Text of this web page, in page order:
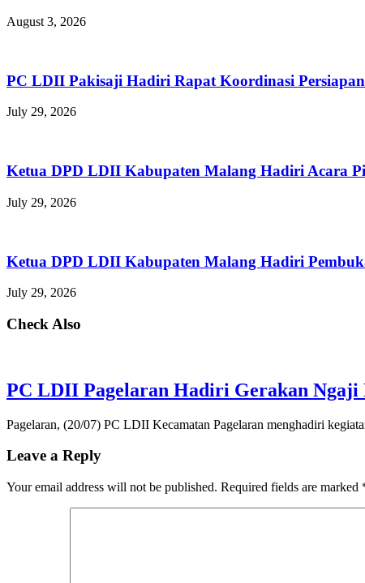
August 3, 2026
PC LDII Pakisaji Hadiri Rapat Koordinasi
July 29, 2026
Ketua DPD LDII Kabupaten Malang Hadiri Acara
July 29, 2026
Ketua DPD LDII Kabupaten Malang Hadiri
July 29, 2026
Check Also
PC LDII Pagelaran Hadiri Gerakan
Pagelaran, (20/07) PC LDII Kecamatan Pagelaran menghadiri
Leave a Reply
Your email address will not be published. Required fields are marked